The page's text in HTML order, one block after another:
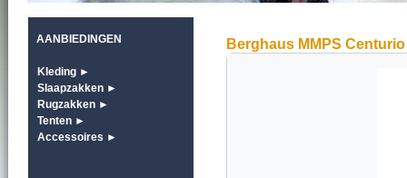
AANBIEDINGEN
Kleding ►
Slaapzakken ►
Rugzakken ►
Tenten ►
Accessoires ►
Berghaus MMPS Centurio